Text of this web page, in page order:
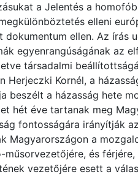
a Jelentés a
elleni
ellen. Az írás
egyenrangúságának az
társadalmi
Herjeczki Kornél, a
beszélt a házasság hete
hét éve tartanak meg
fontosságára irányítják
Magyarországon a
műsorvezetőjére, és
vezetőjére esett a